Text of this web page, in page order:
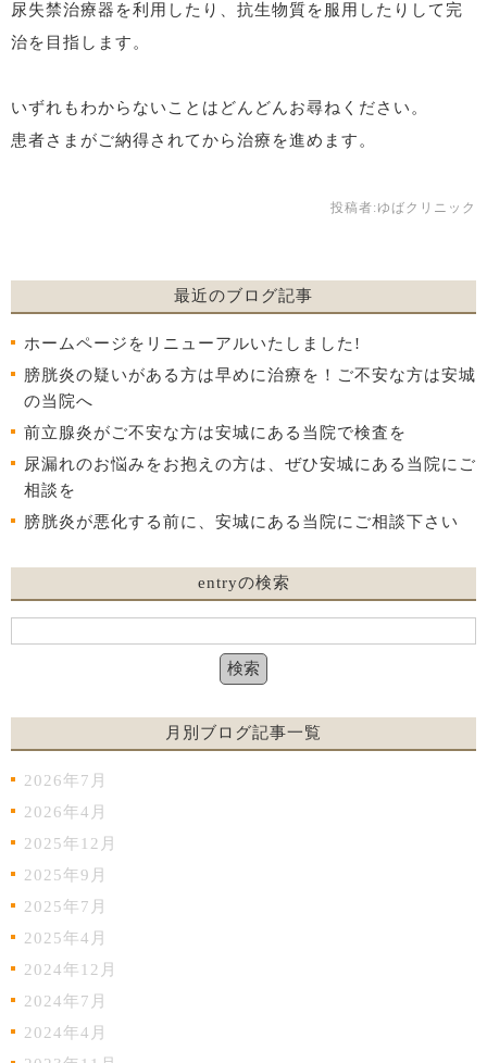
尿失禁治療器を利用したり、抗生物質を服用したりして完
治を目指します。
いずれもわからないことはどんどんお尋ねください。
患者さまがご納得されてから治療を進めます。
投稿者: ゆばクリニック
最近のブログ記事
ホームページをリニューアルいたしました!
膀胱炎の疑いがある方は早めに治療を！ご不安な方は安城
の当院へ
前立腺炎がご不安な方は安城にある当院で検査を
尿漏れのお悩みをお抱えの方は、ぜひ安城にある当院にご
相談を
膀胱炎が悪化する前に、安城にある当院にご相談下さい
entryの検索
月別ブログ記事一覧
2026年7月
2026年4月
2025年12月
2025年9月
2025年7月
2025年4月
2024年12月
2024年7月
2024年4月